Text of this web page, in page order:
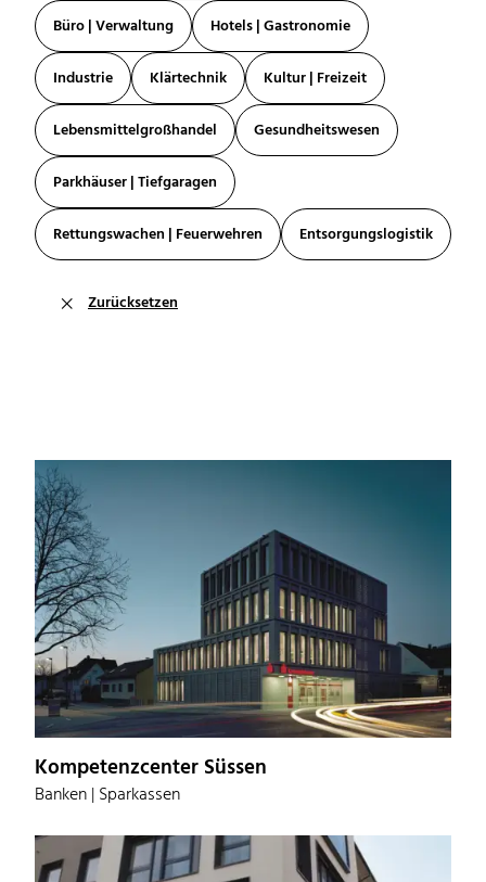
Büro | Verwaltung Hotels | Gastronomie
Industrie Klärtechnik Kultur | Freizeit
Lebensmittelgroßhandel Gesundheitswesen
Parkhäuser | Tiefgaragen
Rettungswachen | Feuerwehren Entsorgungslogistik
 Zurücksetzen
Kompetenzcenter Süssen
Banken | Sparkassen